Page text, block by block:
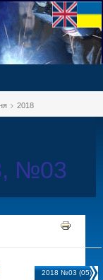
2018
№03
2018 №03 (05)